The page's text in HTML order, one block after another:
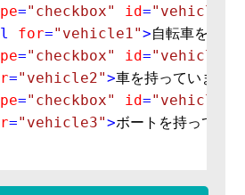
="checkbox" id="vehicle1"
for="vehicle1">自転車を持っ
="checkbox" id="vehicle2"
="vehicle2">車を持っています
="checkbox" id="vehicle3"
="vehicle3">ボートを持ってい